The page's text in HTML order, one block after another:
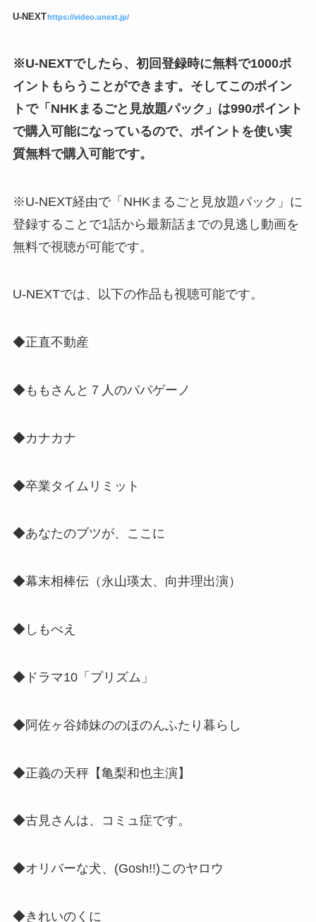
U-NEXThttps://video.unext.jp/
※U-NEXTでしたら、初回登録時に無料で1000ポ
イントもらうことができます。そしてこのポイン
トで「NHKまるごと見放題パック」は990ポイント
で購入可能になっているので、ポイントを使い実
質無料で購入可能です。
※U-NEXT経由で「NHKまるごと見放題パック」に
登録することで1話から最新話までの見逃し動画を
無料で視聴が可能です。
U-NEXTでは、以下の作品も視聴可能です。
◆正直不動産
◆ももさんと７人のパパゲーノ
◆カナカナ
◆卒業タイムリミット
◆あなたのブツが、ここに
◆幕末相棒伝（ 永山瑛太、向井理出演 ）
◆しもべえ
◆ドラマ10「プリズム」
◆阿佐ヶ谷姉妹ののほのんふたり暮らし
◆正義の天秤【亀梨和也主演】
◆古見さんは、コミュ症です。
◆オリバーな犬、(Gosh!!)このヤロウ
◆きれいのくに